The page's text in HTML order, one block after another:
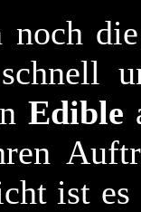
noch
Edible
ist es